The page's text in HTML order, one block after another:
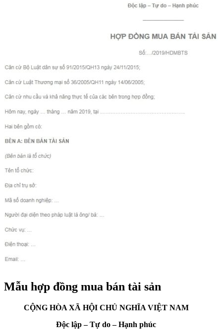
Mẫu hợp đồng mua bán tài sản
CỘNG HÒA XÃ HỘI CHỦ NGHĨA VIỆT NAM
Độc lập – Tự do – Hạnh phúc